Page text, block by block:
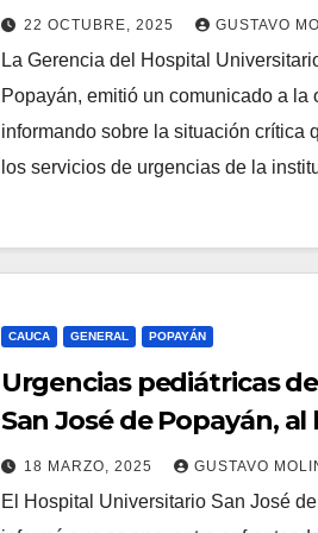
servicios de urgencias
22 OCTUBRE, 2025 GUSTAVO
La Gerencia del Hospital
Popayán, emitió un comunicado a la
informando sobre la situación crítica
los servicios de urgencias de la
CAUCA GENERAL POPAYÁN
Urgencias pediátricas
San José de Popayán,
colapso por pico
18 MARZO, 2025 GUSTAVO
El Hospital Universitario San José